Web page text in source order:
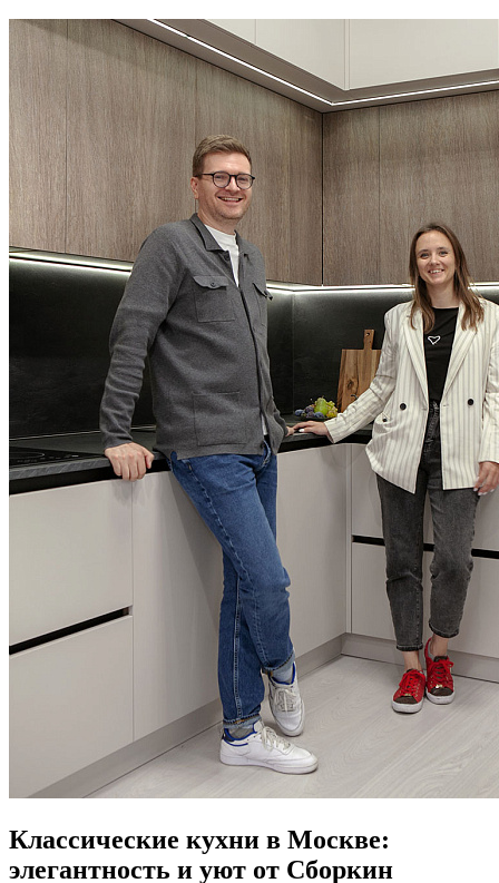
Классические кухни в Москве:
элегантность и уют от Сборкин